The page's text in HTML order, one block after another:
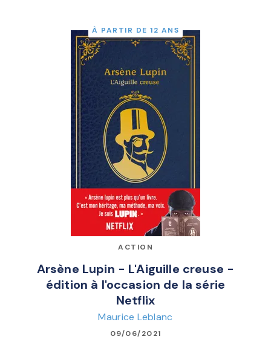
À PARTIR DE 12 ANS
ACTION
Arsène Lupin - L'Aiguille creuse -
édition à l'occasion de la série
Netflix
Maurice Leblanc
09/06/2021